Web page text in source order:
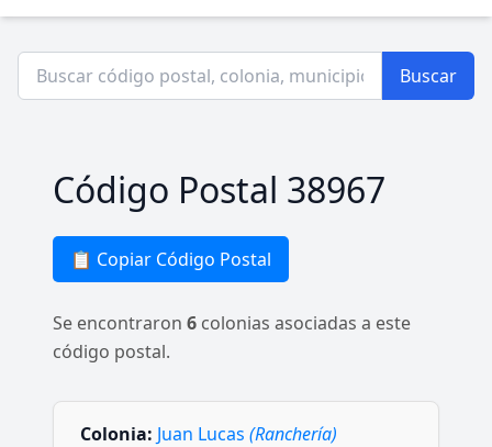
Buscar
Código Postal 38967
📋 Copiar Código Postal
Se encontraron 6 colonias asociadas a este
código postal.
Colonia: Juan Lucas (Ranchería)